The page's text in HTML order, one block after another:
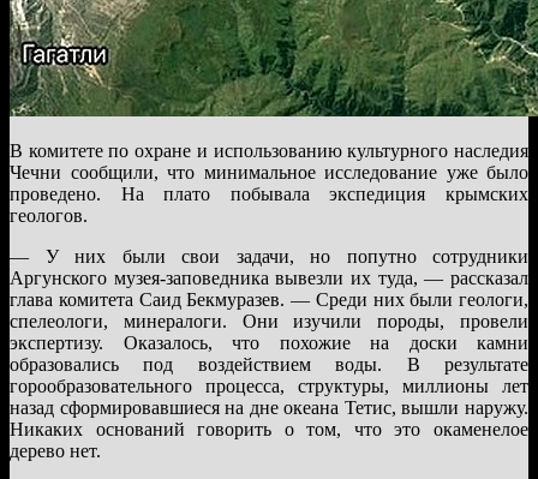
В комитете по охране и использованию культурного наследия
Чечни сообщили, что минимальное исследование уже было
проведено. На плато побывала экспедиция крымских
геологов.
— У них были свои задачи, но попутно сотрудники
Аргунского музея-заповедника вывезли их туда, — рассказал
глава комитета Саид Бекмуразев. — Среди них были геологи,
спелеологи, минералоги. Они изучили породы, провели
экспертизу. Оказалось, что похожие на доски камни
образовались под воздействием воды. В результате
горообразовательного процесса, структуры, миллионы лет
назад сформировавшиеся на дне океана Тетис, вышли наружу.
Никаких оснований говорить о том, что это окаменелое
дерево нет.